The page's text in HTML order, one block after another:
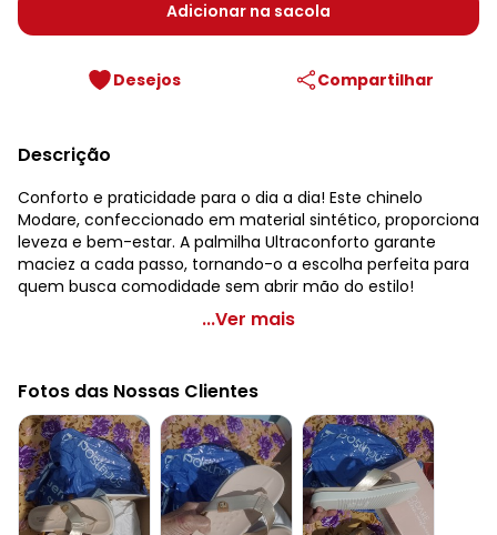
Adicionar na sacola
Desejos Compartilhar
Descrição
Conforto e praticidade para o dia a dia! Este chinelo
Modare, confeccionado em material sintético, proporciona
leveza e bem-estar. A palmilha Ultraconforto garante
maciez a cada passo, tornando-o a escolha perfeita para
quem busca comodidade sem abrir mão do estilo!
Modare - Chinelo Modare Dourado
Observação: Palmilha ultraconfort
Tecido: Sintético
Composição: Sintetico/pvc
...Ver mais
Fotos das Nossas Clientes